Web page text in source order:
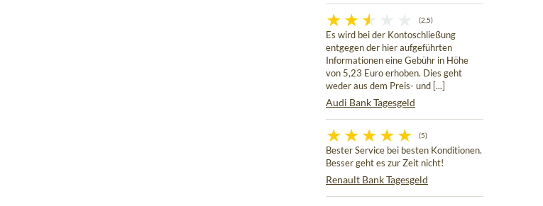
(2,5)
Es wird bei der Kontoschließung
entgegen der hier aufgeführten
Informationen eine Gebühr in Höhe
von 5,23 Euro erhoben. Dies geht
weder aus dem Preis- und [...]
Audi Bank Tagesgeld
(5)
Bester Service bei besten Konditionen.
Besser geht es zur Zeit nicht!
Renault Bank Tagesgeld